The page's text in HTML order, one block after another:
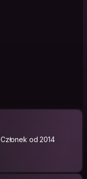
Członek od 2014